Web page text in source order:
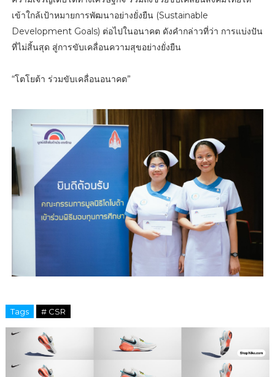
เข้าใกล้เป้าหมายการพัฒนาอย่างยั่งยืน (Sustainable
Development Goals) ต่อไปในอนาคต ดังคำกล่าวที่ว่า การแบ่งปัน
ที่ไม่สิ้นสุด สู่การขับเคลื่อนความสุขอย่างยั่งยืน
“โตโยต้า ร่วมขับเคลื่อนอนาคต”
Tags # CSR